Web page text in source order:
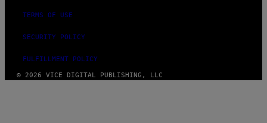
TERMS OF USE
SECURITY POLICY
FULFILLMENT POLICY
© 2026 VICE DIGITAL PUBLISHING, LLC